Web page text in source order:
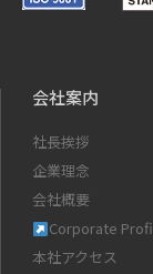
会社案内
社長挨拶
企業理念
会社概要
Corporate
本社アクセス